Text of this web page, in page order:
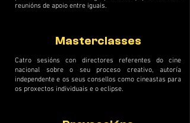
reunións de apoio entre iguais.
Masterclasses
Catro sesións con directores referentes do cine
nacional sobre o seu proceso creativo, autoría
independente e os seus consellos como cineastas para
os proxectos individuais e o eclipse.